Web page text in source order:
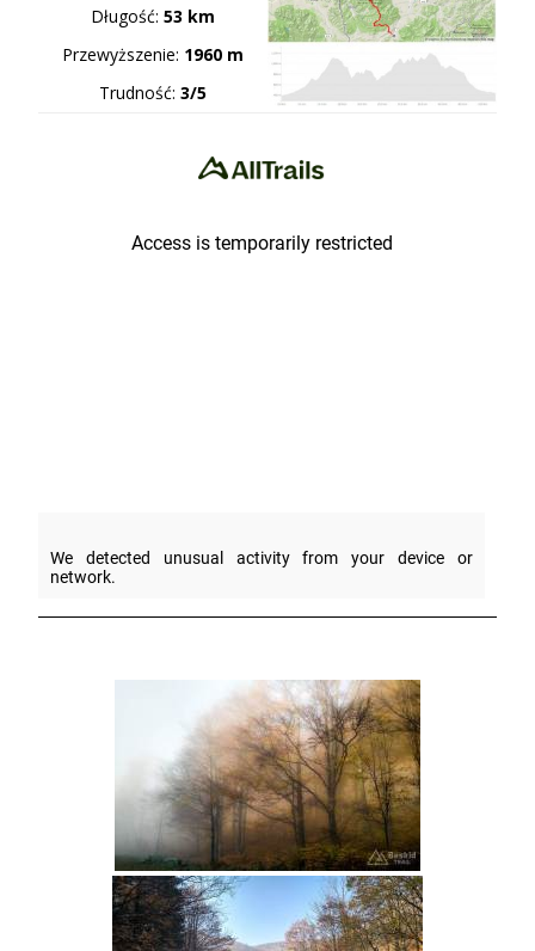
Długość: 53 km
Przewyższenie: 1960 m
Trudność: 3/5